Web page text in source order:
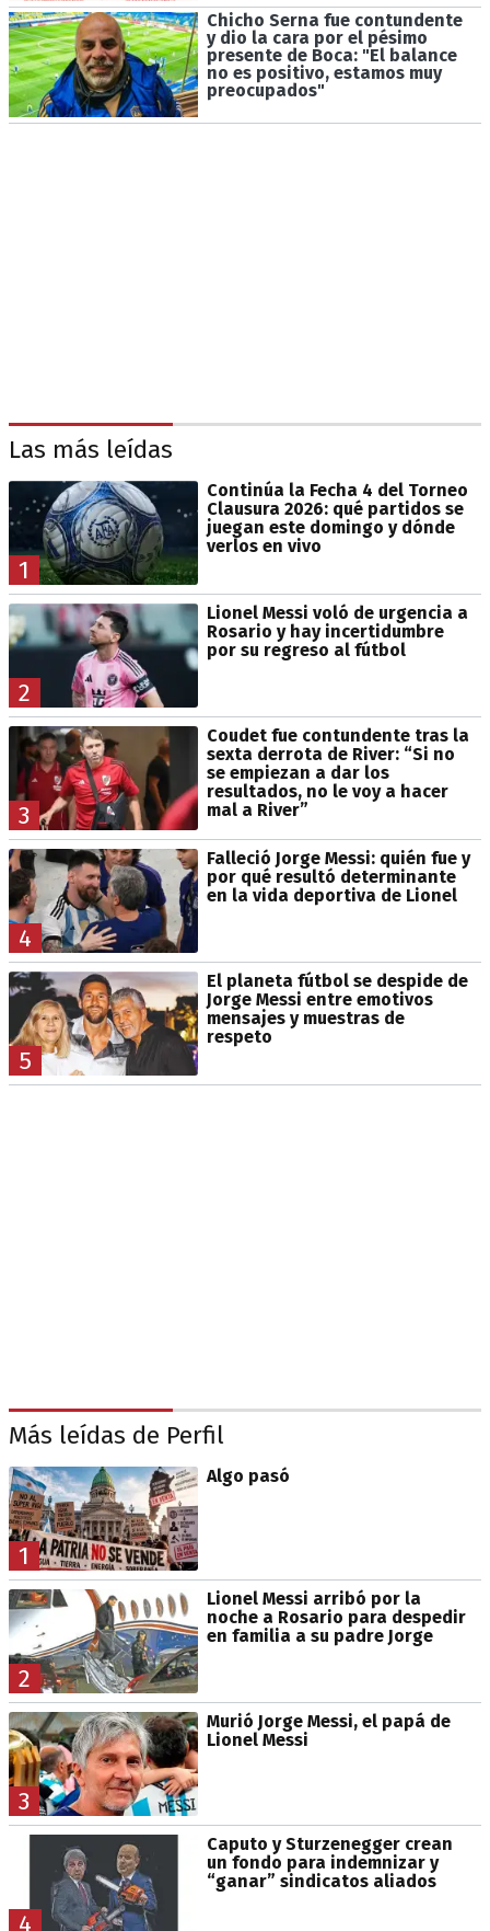
Chicho Serna fue contundente
y dio la cara por el pésimo
presente de Boca: "El balance
no es positivo, estamos muy
preocupados"
Las más leídas
1
Continúa la Fecha 4 del Torneo
Clausura 2026: qué partidos se
juegan este domingo y dónde
verlos en vivo
2
Lionel Messi voló de urgencia a
Rosario y hay incertidumbre
por su regreso al fútbol
3
Coudet fue contundente tras la
sexta derrota de River: “Si no
se empiezan a dar los
resultados, no le voy a hacer
mal a River”
4
Falleció Jorge Messi: quién fue y
por qué resultó determinante
en la vida deportiva de Lionel
5
El planeta fútbol se despide de
Jorge Messi entre emotivos
mensajes y muestras de
respeto
Más leídas de Perfil
1
Algo pasó
2
Lionel Messi arribó por la
noche a Rosario para despedir
en familia a su padre Jorge
3
Murió Jorge Messi, el papá de
Lionel Messi
4
Caputo y Sturzenegger crean
un fondo para indemnizar y
“ganar” sindicatos aliados